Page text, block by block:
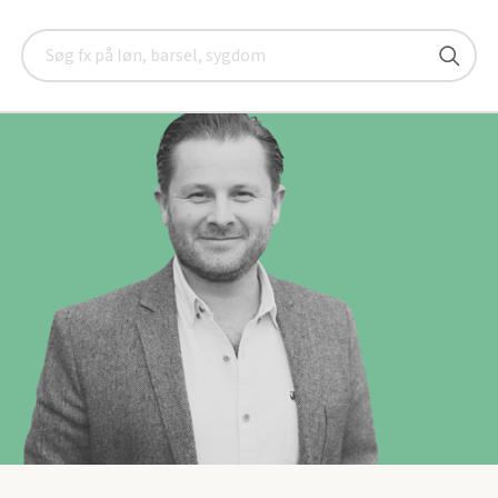
Søg Micki Sonne Kaa Sunesen